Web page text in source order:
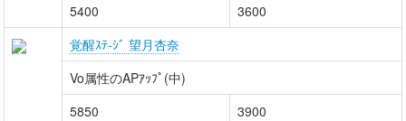
5400
3600
覚醒ｽﾃ-ｼﾞ 望月杏奈
Vo属性のAPｱｯﾌﾟ(中)
5850
3900